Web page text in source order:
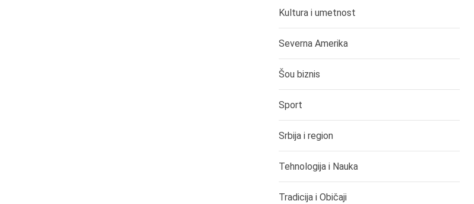
Kultura i umetnost
Severna Amerika
Šou biznis
Sport
Srbija i region
Tehnologija i Nauka
Tradicija i Običaji